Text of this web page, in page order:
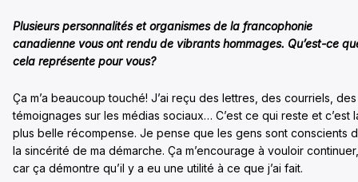
Plusieurs personnalités et organismes de la francophonie
canadienne vous ont rendu de vibrants hommages. Qu’est-ce
cela représente pour vous?
Ça m’a beaucoup touché! J’ai reçu des lettres, des courriels, des
témoignages sur les médias sociaux… C’est ce qui reste et c’est
plus belle récompense. Je pense que les gens sont conscients
la sincérité de ma démarche. Ça m’encourage à vouloir continuer,
car ça démontre qu’il y a eu une utilité à ce que j’ai fait.